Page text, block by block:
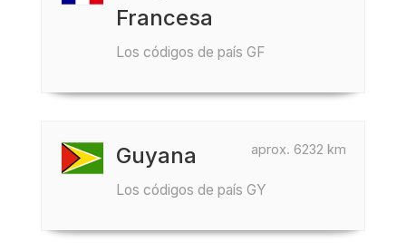
Francesa
Los códigos de país GF
aprox. 6232 km
Guyana
Los códigos de país GY